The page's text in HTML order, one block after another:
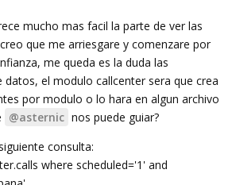
mucho mas facil la parte de ver las
que me arriesgare y comenzare por
me queda es la duda las
datos, el modulo callcenter sera que crea
por modulo o lo hara en algun archivo
@asternic nos puede guiar?
consulta:
where scheduled='1' and